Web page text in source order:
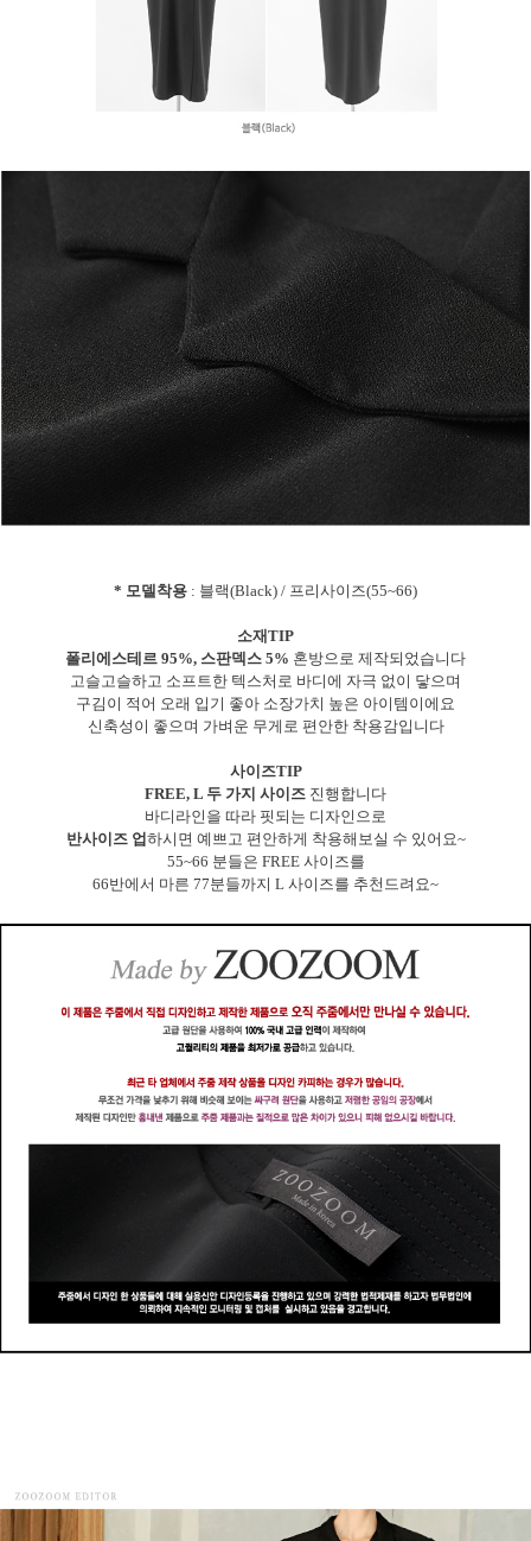
* 모델착용 : 블랙(Black) / 프리사이즈(55~66)
소재TIP
폴리에스테르 95%, 스판덱스 5% 혼방으로 제작되었습니다
고슬고슬하고 소프트한 텍스처로 바디에 자극 없이 닿으며
구김이 적어 오래 입기 좋아 소장가치 높은 아이템이에요
신축성이 좋으며 가벼운 무게로 편안한 착용감입니다
사이즈TIP
FREE, L 두 가지 사이즈 진행합니다
바디라인을 따라 핏되는 디자인으로
반사이즈 업 하시면 예쁘고 편안하게 착용해보실 수 있어요~
55~66 분들은 FREE 사이즈를
66반에서 마른 77분들까지 L 사이즈를 추천드려요~